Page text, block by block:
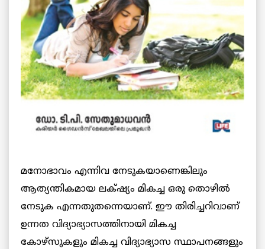
മനോഭാവം എന്നിവ നേടുകയാണെങ്കിലും
ആത്യന്തികമായ ലക്‌ഷ്യം മികച്ച ഒരു തൊഴില്‍
നേടുക എന്നതുതന്നെയാണ്. ഈ തിരിച്ചറിവാണ്
ഉന്നത വിദ്യാഭ്യാസത്തിനായി മികച്ച
കോഴ്‌സുകളും മികച്ച വിദ്യാഭ്യാസ സ്ഥാപനങ്ങളും